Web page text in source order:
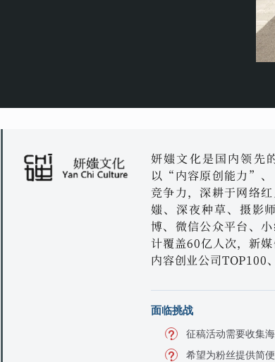
妍媸文化是国内领先
以“内容原创能力”
竞争力，深耕于网络
媸、深夜种草、摄影
博、微信公众平台、
计覆盖60亿人次，新
内容创业公司TOP100
面临挑战
征稿活动需要收集
希望为粉丝提供简